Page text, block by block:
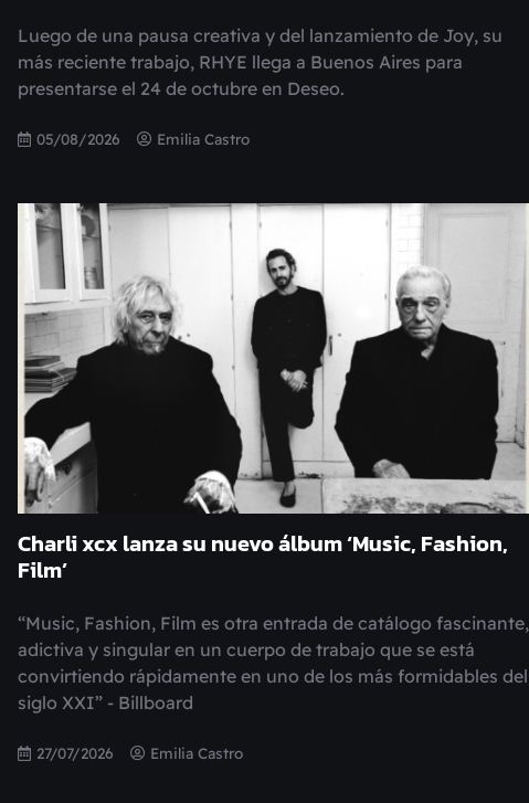
Luego de una pausa creativa y del lanzamiento de Joy, su
más reciente trabajo, RHYE llega a Buenos Aires para
presentarse el 24 de octubre en Deseo.
05/08/2026 Emilia Castro
Charli xcx lanza su nuevo álbum ‘Music, Fashion,
Film’
“Music, Fashion, Film es otra entrada de catálogo fascinante,
adictiva y singular en un cuerpo de trabajo que se está
convirtiendo rápidamente en uno de los más formidables del
siglo XXI” - Billboard
27/07/2026 Emilia Castro